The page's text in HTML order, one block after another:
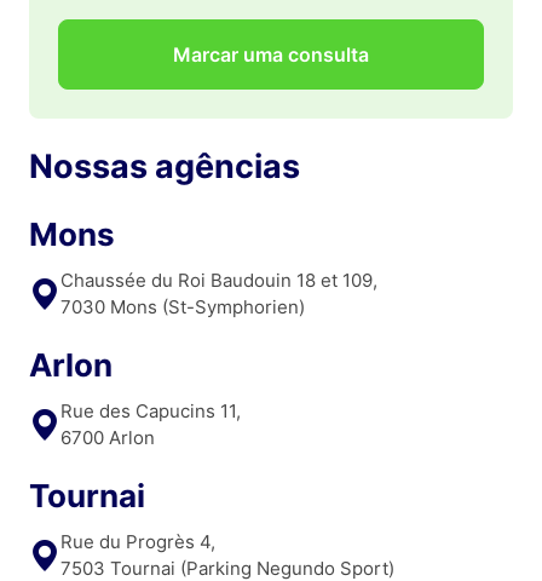
Marcar uma consulta
Nossas agências
Mons
Chaussée du Roi Baudouin 18 et 109,
7030 Mons (St-Symphorien)
Arlon
Rue des Capucins 11,
6700 Arlon
Tournai
Rue du Progrès 4,
7503 Tournai (Parking Negundo Sport)